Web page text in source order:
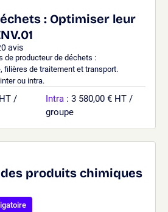
: Optimiser leur
avis
de producteur de déchets :
filières de traitement et transport.
ou intra.
/
Intra : 3 580,00 € HT /
groupe
produits chimiques